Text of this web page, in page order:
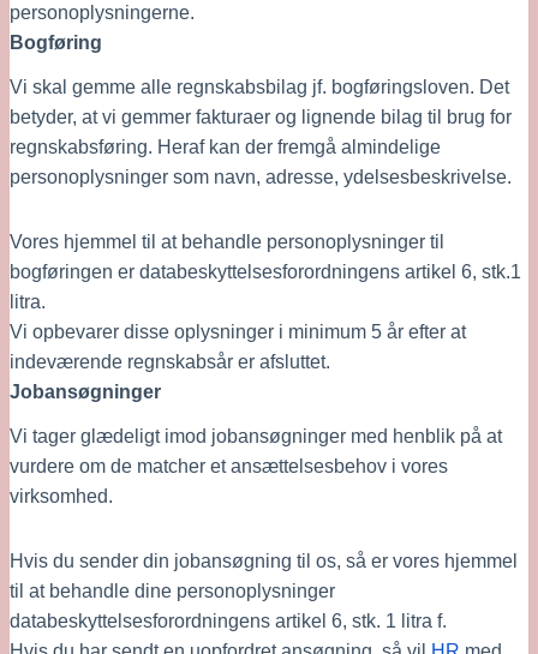
personoplysningerne.
Bogføring
Vi skal gemme alle regnskabsbilag jf. bogføringsloven. Det
betyder, at vi gemmer fakturaer og lignende bilag til brug for
regnskabsføring. Heraf kan der fremgå almindelige
personoplysninger som navn, adresse, ydelsesbeskrivelse.
Vores hjemmel til at behandle personoplysninger til
bogføringen er databeskyttelsesforordningens artikel 6, stk.1
litra.
Vi opbevarer disse oplysninger i minimum 5 år efter at
indeværende regnskabsår er afsluttet.
Jobansøgninger
Vi tager glædeligt imod jobansøgninger med henblik på at
vurdere om de matcher et ansættelsesbehov i vores
virksomhed.
Hvis du sender din jobansøgning til os, så er vores hjemmel
til at behandle dine personoplysninger
databeskyttelsesforordningens artikel 6, stk. 1 litra f.